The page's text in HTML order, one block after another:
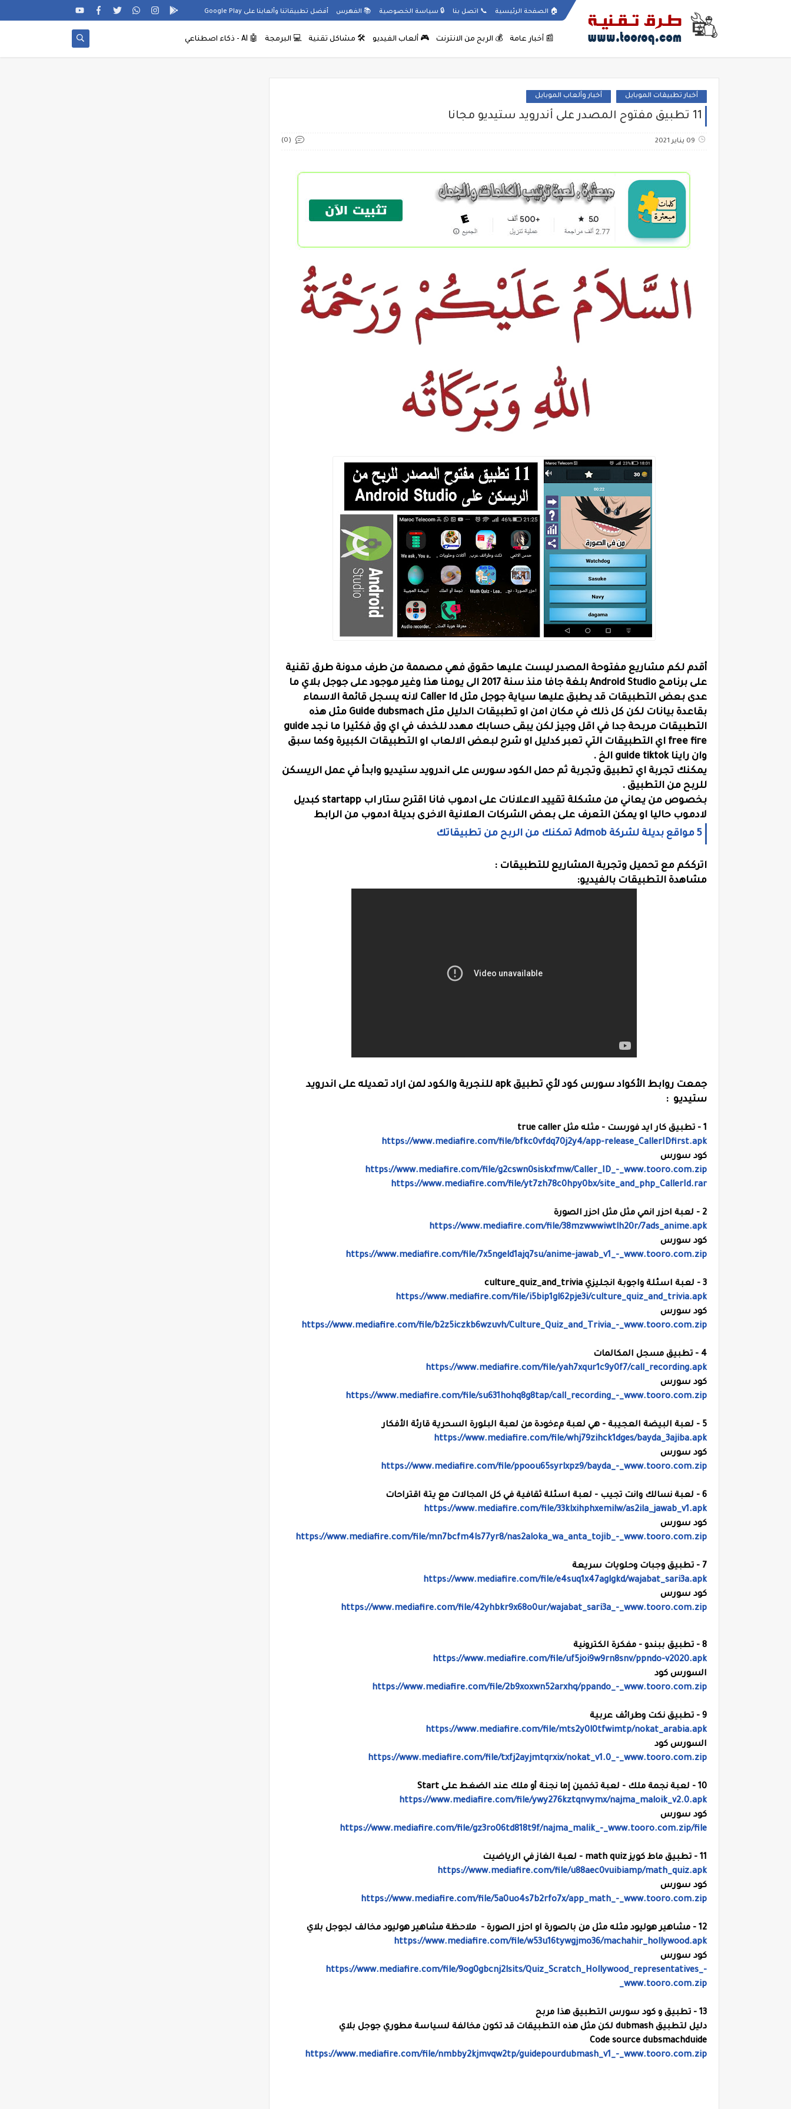
🏠 الصفحة الرئيسية 📞 اتصل بنا 🔒 سياسة الخصوصية 📚 الفهرس أفضل تطبيقاتنا وألعابنا على Google Play
📰 أخبار عامة 💰 الربح من الانترنت 🎮 ألعاب الفيديو 🛠️ مشاكل تقنية 💻 البرمجة 🤖 AI - ذكاء اصطناعي
أخبار تطبيقات الموبايل أخبار وألعاب الموبايل
11 تطبيق مفتوح المصدر على أندرويد ستيديو مجانا
09 يناير 2021 (0)
أقدم لكم مشاريع مفتوحة المصدر ليست عليها حقوق فهي مصممة من طرف مدونة طرق تقنية
على برنامج Android Studio بلغة جافا منذ سنة 2017 الى يومنا هذا وغير موجود على جوجل بلاي ما
عدى بعض التطبيقات قد يطبق عليها سياية جوجل مثل Caller Id لانه يسجل قائمة الاسماء
بقاعدة بيانات لكن كل ذلك في مكان امن او تطبيقات الدليل مثل Guide dubsmach مثل هذه
التطبيقات مربحة جدا في اقل وجيز لكن يبقى حسابك مهدد للخدف في اي وق فكثيرا ما نجد guide
free fire اي التطبيقات التي تعبر كدليل او شرح لبعض الالعاب او التطبيقات الكبيرة وكما سبق
وان راينا guide tiktok الخ .
يمكنك تجربة اي تطبيق وتجربة ثم حمل الكود سورس على اندرويد ستيديو وابدأ في عمل الريسكن
للربح من التطبيق .
بخصوص من يعاني من مشكلة تقييد الاعلانات على ادموب فانا اقترح ستار اب startapp كبديل
لادموب حاليا او يمكن التعرف على بعض الشركات العلانية الاخرى بديلة ادموب من الرابط
5 مواقع بديلة لشركة Admob تمكنك من الربح من تطبيقاتك
اترككم مع تحميل وتجربة المشاريع للتطبيقات :
مشاهدة التطبيقات بالفيديو:
جمعت روابط الأكواد سورس كود لأي تطبيق apk للنجربة والكود لمن اراد تعديله على اندرويد
ستيديو :
1 - تطبيق كار ايد فورست - مثله مثل true caller
https://www.mediafire.com/file/bfkc0vfdq70j2y4/app-release_CallerIDfirst.apk
كود سورس
https://www.mediafire.com/file/g2cswn0siskxfmw/Caller_ID_-_www.tooro.com.zip
https://www.mediafire.com/file/yt7zh78c0hpy0bx/site_and_php_CallerId.rar
2 - لعبة احزر انمي مثل مثل احزر الصورة
https://www.mediafire.com/file/38mzwwwiwtlh20r/7ads_anime.apk
كود سورس
https://www.mediafire.com/file/7x5ngeld1ajq7su/anime-jawab_v1_-_www.tooro.com.zip
3 - لعبة اسئلة واجوبة انجليزي culture_quiz_and_trivia
https://www.mediafire.com/file/i5bip1gl62pje3i/culture_quiz_and_trivia.apk
كود سورس
https://www.mediafire.com/file/b2z5iczkb6wzuvh/Culture_Quiz_and_Trivia_-_www.tooro.com.zip
4 - تطبيق مسجل المكالمات
https://www.mediafire.com/file/yah7xqur1c9y0f7/call_recording.apk
كود سورس
https://www.mediafire.com/file/su631hohq8g8tap/call_recording_-_www.tooro.com.zip
5 - لعبة البيضة العجيبة - هي لعبة مءخودة من لعبة البلورة السحرية قارئة الأفكار
https://www.mediafire.com/file/whj79zihck1dges/bayda_3ajiba.apk
كود سورس
https://www.mediafire.com/file/ppoou65syrlxpz9/bayda_-_www.tooro.com.zip
6 - لعبة نسالك وانت تجيب - لعبة اسئلة ثقافية في كل المجالات مع يتة اقتراحات
https://www.mediafire.com/file/33klxihphxemilw/as2ila_jawab_v1.apk
كود سورس
https://www.mediafire.com/file/mn7bcfm4ls77yr8/nas2aloka_wa_anta_tojib_-_www.tooro.com.zip
7 - تطبيق وجبات وحلويات سريعة
https://www.mediafire.com/file/e4suq1x47aglgkd/wajabat_sari3a.apk
كود سورس
https://www.mediafire.com/file/42yhbkr9x68o0ur/wajabat_sari3a_-_www.tooro.com.zip
8 - تطبيق ببندو - مفكرة الكترونية
https://www.mediafire.com/file/uf5joi9w9rn8snv/ppndo-v2020.apk
السورس كود
https://www.mediafire.com/file/2b9xoxwn52arxhq/ppando_-_www.tooro.com.zip
9 - تطبيق نكت وطرائف عربية
https://www.mediafire.com/file/mts2y0l0tfwimtp/nokat_arabia.apk
السورس كود
https://www.mediafire.com/file/txfj2ayjmtqrxix/nokat_v1.0_-_www.tooro.com.zip
10 - لعبة نجمة ملك - لعبة تخمين إما نجنة أو ملك عند الضغط على Start
https://www.mediafire.com/file/ywy276kztqnvymx/najma_maloik_v2.0.apk
كود سورس
https://www.mediafire.com/file/gz3ro06td818t9f/najma_malik_-_www.tooro.com.zip/file
11 - تطبيق ماط كويز math quiz - لعبة الغاز في الرياضيت
https://www.mediafire.com/file/u88aec0vuibiamp/math_quiz.apk
كود سورس
https://www.mediafire.com/file/5a0uo4s7b2rfo7x/app_math_-_www.tooro.com.zip
12 - مشاهير هوليود مثله مثل من بالصورة او احزر الصورة - ملاحظة مشاهير هوليود مخالف لجوجل بلاي
https://www.mediafire.com/file/w53u16tywgjmo36/machahir_hollywood.apk
كود سورس
https://www.mediafire.com/file/9og0gbcnj2lsits/Quiz_Scratch_Hollywood_representatives_-
_www.tooro.com.zip
13 - تطبيق و كود سورس التطبيق هذا مربح
دليل لتطبيق dubmash لكن مثل هذه التطبيقات قد تكون مخالفة لسياسة مطوري جوجل بلاي
Code source dubsmachduide
https://www.mediafire.com/file/nmbby2kjmvqw2tp/guidepourdubmash_v1_-_www.tooro.com.zip